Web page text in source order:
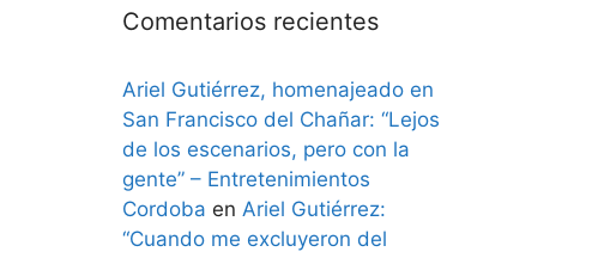
Comentarios recientes
Ariel Gutiérrez, homenajeado en
San Francisco del Chañar: “Lejos
de los escenarios, pero con la
gente” – Entretenimientos
Cordoba en Ariel Gutiérrez:
“Cuando me excluyeron del